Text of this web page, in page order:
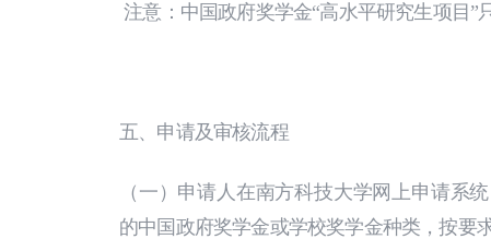
注意：中国政府奖学金“高水平研究生项目”
五、申请及审核流程
（一）申请人在南方科技大学网上申请系统
的中国政府奖学金或学校奖学金种类，按要